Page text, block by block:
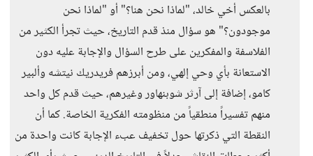
بالعكس أخي خالد، "لماذا نحن هنا؟" أو "لماذا نحن
موجودون؟" هو سؤال منذ قدم التاريخ، حيث تجرأ الكثير من
الفلاسفة والمفكرين على طرح السؤال والإجابة عليه دون
الاستعانة بأي وحي إلهي، ومن أبرزهم فريدريك نيتشه وألبير
كامو، إضافة إلى آرثر شوبنهاور وغيرهم، حيث قدم كل واحد
منهم تفسيراً منطقياً من منظومته الفكرية الخاصة. كما أن
النقطة التي ذكرتها حول تخفيف عبء الإجابة كانت واحدة من